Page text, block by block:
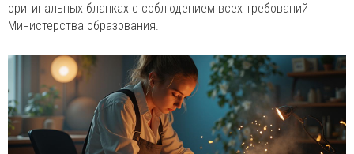
оригинальных бланках с соблюдением всех требований
Министерства образования.